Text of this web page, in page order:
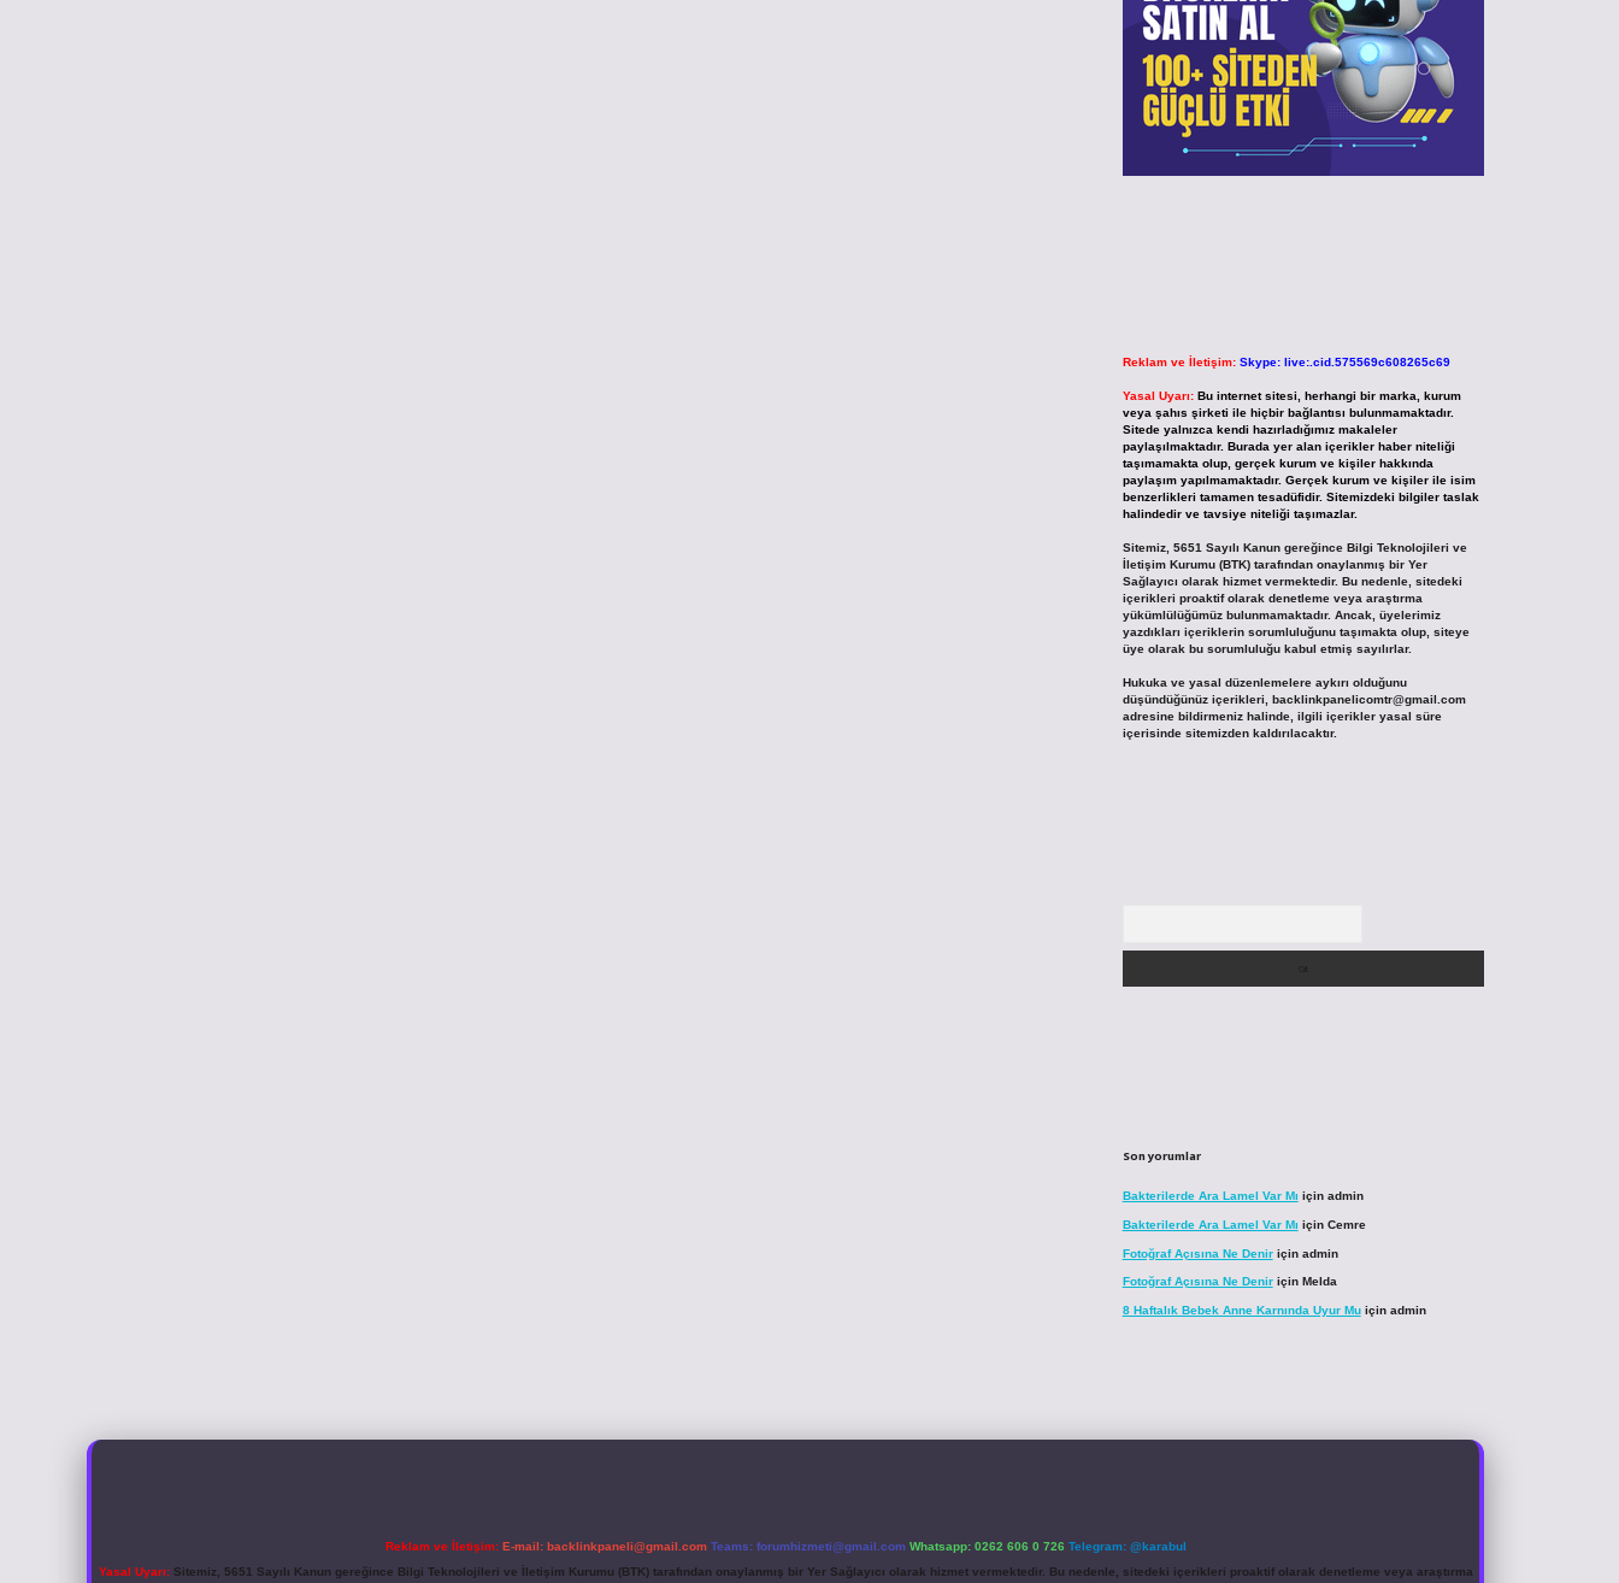
Reklam ve İletişim: Skype: live:.cid.575569c608265c69
Yasal Uyarı: Bu internet sitesi, herhangi bir marka, kurum
veya şahıs şirketi ile hiçbir bağlantısı bulunmamaktadır.
Sitede yalnızca kendi hazırladığımız makaleler
paylaşılmaktadır. Burada yer alan içerikler haber niteliği
taşımamakta olup, gerçek kurum ve kişiler hakkında
paylaşım yapılmamaktadır. Gerçek kurum ve kişiler ile isim
benzerlikleri tamamen tesadüfidir. Sitemizdeki bilgiler taslak
halindedir ve tavsiye niteliği taşımazlar.
Sitemiz, 5651 Sayılı Kanun gereğince Bilgi Teknolojileri ve
İletişim Kurumu (BTK) tarafından onaylanmış bir Yer
Sağlayıcı olarak hizmet vermektedir. Bu nedenle, sitedeki
içerikleri proaktif olarak denetleme veya araştırma
yükümlülüğümüz bulunmamaktadır. Ancak, üyelerimiz
yazdıkları içeriklerin sorumluluğunu taşımakta olup, siteye
üye olarak bu sorumluluğu kabul etmiş sayılırlar.
Hukuka ve yasal düzenlemelere aykırı olduğunu
düşündüğünüz içerikleri, backlinkpanelicomtr@gmail.com
adresine bildirmeniz halinde, ilgili içerikler yasal süre
içerisinde sitemizden kaldırılacaktır.
Son yorumlar
Bakterilerde Ara Lamel Var Mı için admin
Bakterilerde Ara Lamel Var Mı için Cemre
Fotoğraf Açısına Ne Deniriçin admin
Fotoğraf Açısına Ne Deniriçin Melda
8 Haftalık Bebek Anne Karnında Uyur Muiçin admin
Reklam ve İletişim: E-mail: backlinkpaneli@gmail.com Teams: forumhizmeti@gmail.com Whatsapp: 0262 606 0 726 Telegram: @karabul
Yasal Uyarı:Sitemiz, 5651 Sayılı Kanun gereğince Bilgi Teknolojileri ve İletişim Kurumu (BTK) tarafından onaylanmış bir Yer Sağlayıcı olarak hizmet vermektedir. Bu nedenle, sitedeki içerikleri proaktif olarak denetleme veya araştırma